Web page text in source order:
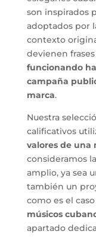
son inspirados
adoptados por
contexto
devienen
funcionando
campaña
marca.
Nuestra
calificativos
valores de una
consideramos
amplio, ya sea
también un
como es el
músicos
apartado